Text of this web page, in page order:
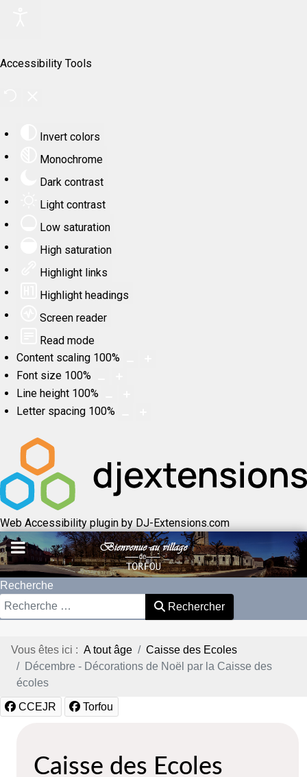
Accessibility Tools
Invert colors
Monochrome
Dark contrast
Light contrast
Low saturation
High saturation
Highlight links
Highlight headings
Screen reader
Read mode
Content scaling 100%
Font size 100%
Line height 100%
Letter spacing 100%
Web Accessibility plugin by DJ-Extensions.com
Recherche
Rechercher
Vous êtes ici : A tout âge
Caisse des Ecoles
Décembre - Décorations de Noël par la Caisse des
écoles
CCEJR Torfou
Caisse des Ecoles